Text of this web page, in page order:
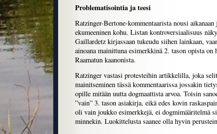
Problematisointia ja teesi
Ratzinger-Bertone-kommentaarista nousi
ekumeeninen kohu. Listan kontroversiaalisuus
Gaillardetz kirjassaan tukeudu siihen lainkaan,
ainoana mainittuna esimerkkinä 2. tason opista on
Raamatun kaanonista.
Ratzinger vastasi protesteihin artikkelilla, joka
mainitseminen tässä kommentaarissa jossakin
opille mitään uutta dogmaattista arvoa. Toisin
”vain” 3. tason asiakirja, eikä edes kovin
oli vain joukko esimerkkejä, ei dogmimääritelmä
minnekin. Luokittelusta saanee olla hyvin